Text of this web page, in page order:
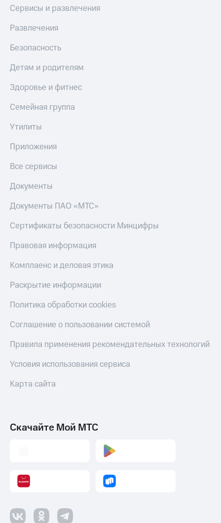
Сервисы и развлечения
Развлечения
Безопасность
Детям и родителям
Здоровье и фитнес
Семейная группа
Утилиты
Приложения
Все сервисы
Документы
Документы ПАО «МТС»
Сертификаты безопасности Минцифры
Правовая информация
Комплаенс и деловая этика
Раскрытие информации
Политика обработки cookies
Соглашение о пользовании системой
Правила применения рекомендательных технологий
Условия использования сервиса
Карта сайта
Скачайте Мой МТС